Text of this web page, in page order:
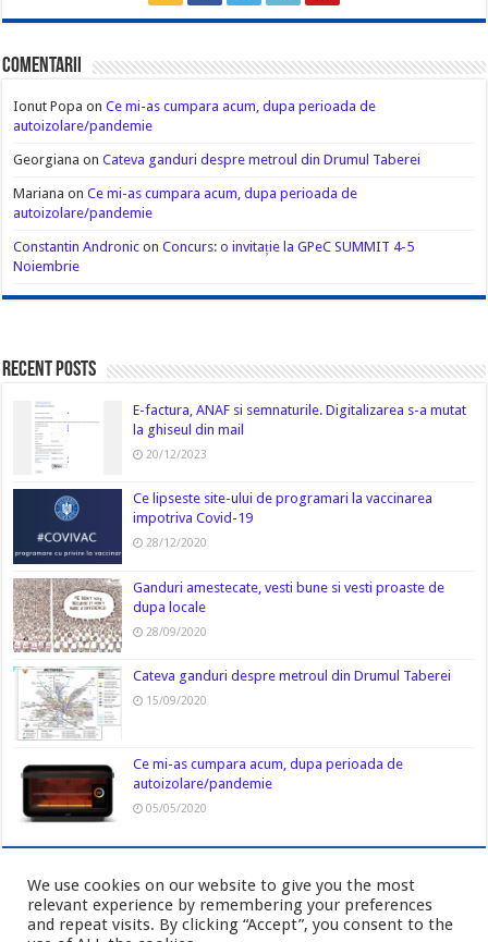
Comentarii
Ionut Popa onCe mi-as cumpara acum, dupa perioada de
autoizolare/pandemie
Georgiana onCateva ganduri despre metroul din Drumul Taberei
Mariana onCe mi-as cumpara acum, dupa perioada de
autoizolare/pandemie
Constantin Andronic onConcurs: o invitație la GPeC SUMMIT 4-5
Noiembrie
Recent Posts
E-factura, ANAF si semnaturile. Digitalizarea s-a mutat
la ghiseul din mail
20/12/2023
Ce lipseste site-ului de programari la vaccinarea
impotriva Covid-19
28/12/2020
Ganduri amestecate, vesti bune si vesti proaste de
dupa locale
28/09/2020
Cateva ganduri despre metroul din Drumul Taberei
15/09/2020
Ce mi-as cumpara acum, dupa perioada de
autoizolare/pandemie
05/05/2020
We use cookies on our website to give you the most
relevant experience by remembering your preferences
and repeat visits. By clicking “Accept”, you consent to the